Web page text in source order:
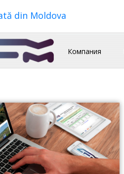
din Moldova
Компания